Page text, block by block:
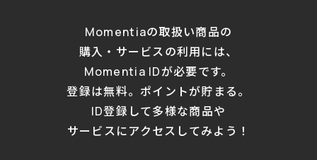
Momentiaの取扱い商品の
購入・サービスの利用には、
Momentia IDが必要です。
登録は無料。ポイントが貯まる。
ID登録して多様な商品や
サービスにアクセスしてみよう！